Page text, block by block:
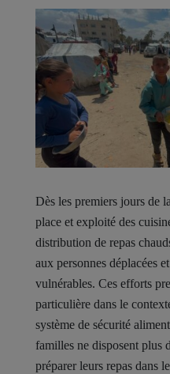
Dès les premiers jours de
place et exploité des
distribution de repas
aux personnes déplacées
vulnérables. Ces efforts
particulière dans le
système de sécurité
familles ne disposent plus
préparer leurs repas dans